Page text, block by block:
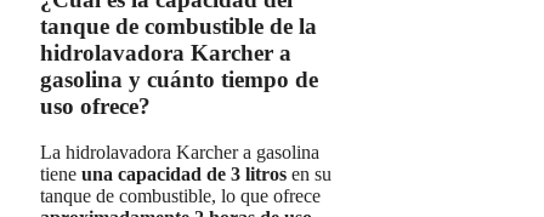
tanque de combustible de la
hidrolavadora Karcher a
gasolina y cuánto tiempo de
uso ofrece?
La hidrolavadora Karcher a gasolina
tiene una capacidad de 3 litros en su
tanque de combustible, lo que ofrece